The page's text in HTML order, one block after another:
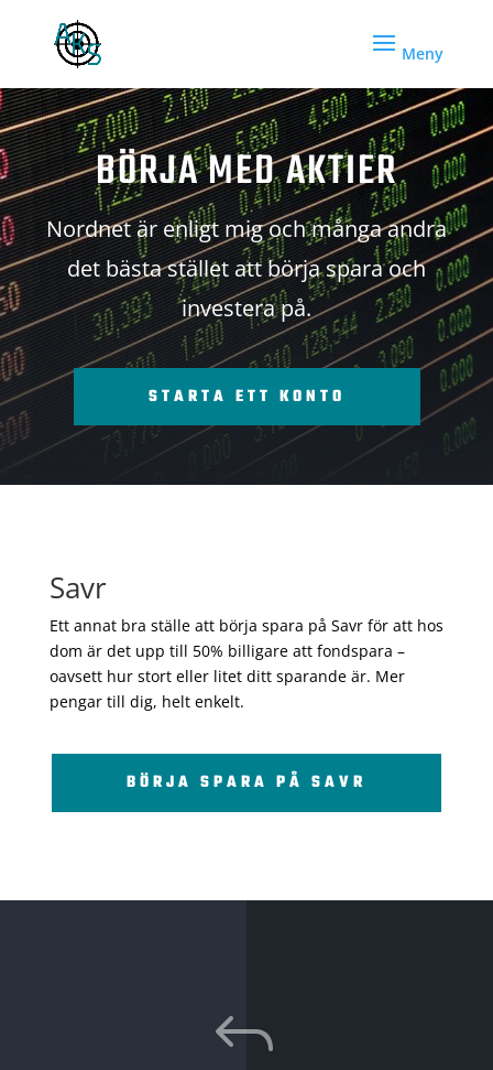
BÖRJA MED AKTIER
Nordnet är enligt mig och många andra
det bästa stället att börja spara och
investera på.
STARTA ETT KONTO
Savr
Ett annat bra ställe att börja spara på Savr för att hos
dom är det upp till 50% billigare att fondspara –
oavsett hur stort eller litet ditt sparande är. Mer
pengar till dig, helt enkelt.
BÖRJA SPARA PÅ SAVR
J